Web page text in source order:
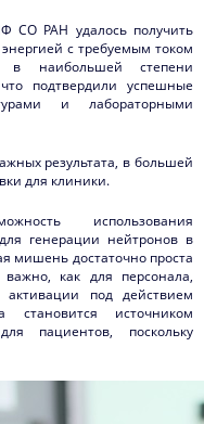
СО РАН удалось получить
с требуемым током
в наибольшей степени
подтвердили успешные
и лабораторными
результата, в большей
для клиники.
использования
генерации нейтронов в
мишень достаточно проста
как для персонала,
активации под действием
источником
пациентов, поскольку